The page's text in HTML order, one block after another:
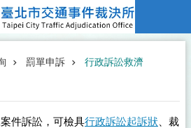
罰單申訴 行政訴訟救濟
件訴訟，可檢具行政訴訟起訴狀 、裁